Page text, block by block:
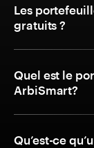
Les
gratuits ?
Quel est le
ArbiSmart?
Qu’est-ce